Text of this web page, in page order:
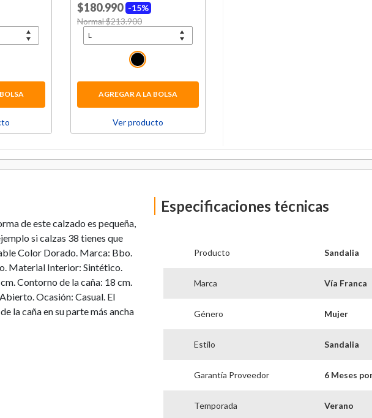
15%
$180.990
Price reduced from
Normal $213.900
AGREGAR A LA BOLSA
Ver producto
de este calzado es pequeña,
si calzas 38 tienes que
Color Dorado. Marca: Bbo.
Material Interior: Sintético.
Contorno de la caña: 18 cm.
Ocasión: Casual. El
la caña en su parte más ancha
Especificaciones técnicas
Producto Sandalia
Marca Vía Franca
Género Mujer
Estilo Sandalia
Garantía Proveedor 6 Meses
Temporada Verano